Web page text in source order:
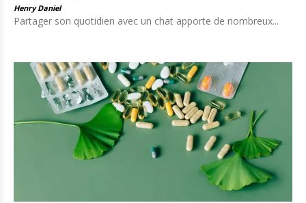
Henry Daniel
Partager son quotidien avec un chat apporte de nombreux...